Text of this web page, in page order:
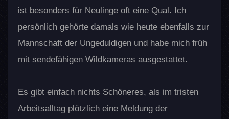
Mini-Bodenstativ
Schraubhalterung mit
Kugelkopf
Klemmstativ
(Gorillapod)
Diebstahlschutz &
ist besonders für Neulinge oft eine Qual. Ich
persönlich gehörte damals wie heute ebenfalls zur
Mannschaft der Ungeduldigen und habe mich früh
mit sendefähigen Wildkameras ausgestattet.
Es gibt einfach nichts Schöneres, als im tristen
Arbeitsalltag plötzlich eine Meldung der